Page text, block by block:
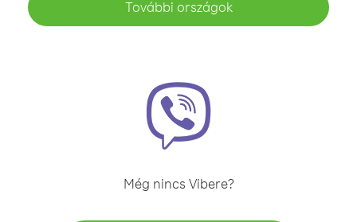
További országok
Még nincs Vibere?